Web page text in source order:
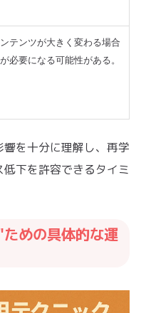
テンツが大きく変わる場合
必要になる可能性がある。
を十分に理解し、再学
下を許容できるタイミ
めの具体的な運